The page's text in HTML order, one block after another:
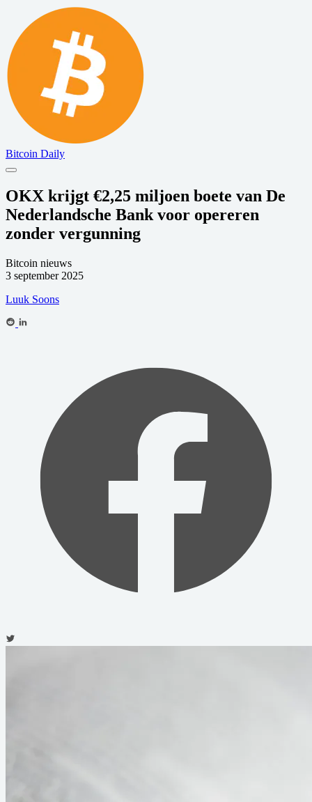
Bitcoin Daily
OKX krijgt €2,25 miljoen boete van De
Nederlandsche Bank voor opereren
zonder vergunning
Bitcoin nieuws
3 september 2025
Luuk Soons